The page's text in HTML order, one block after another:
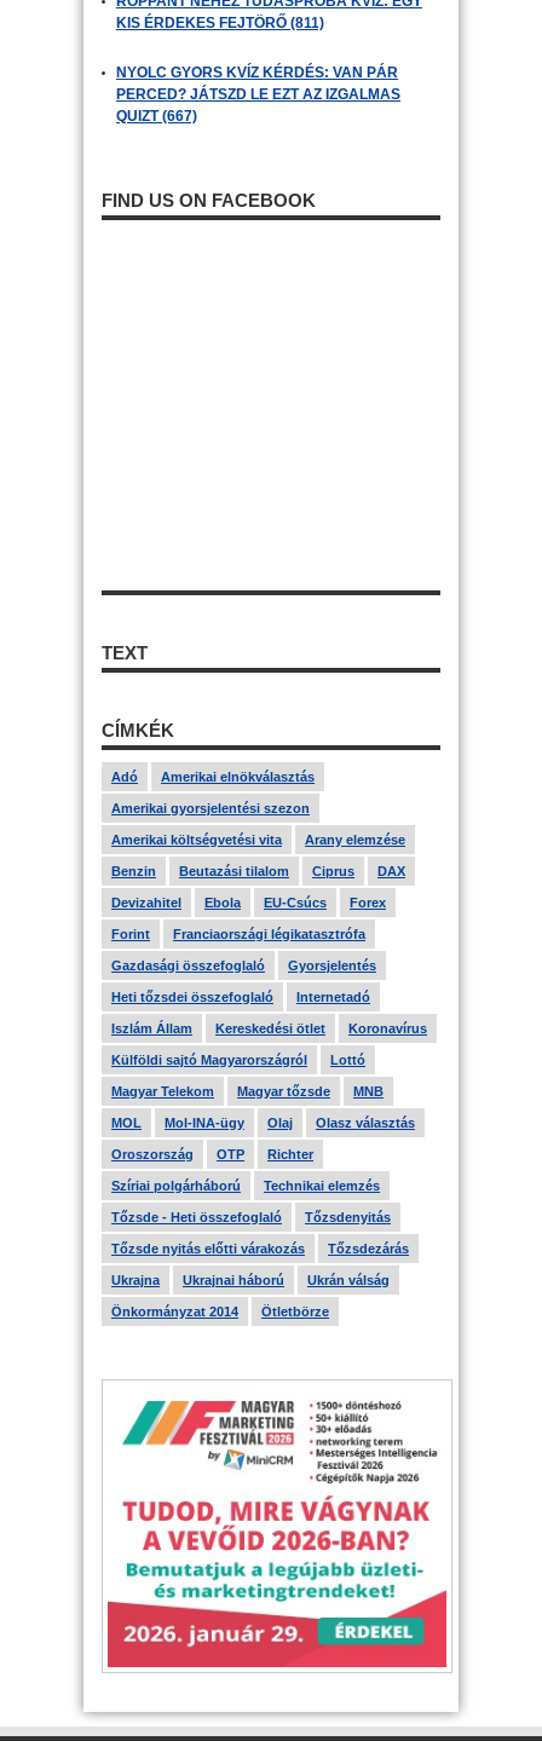
KIS ÉRDEKES FEJTÖRŐ (811)
NYOLC GYORS KVÍZ KÉRDÉS: VAN PÁR
PERCED? JÁTSZD LE EZT AZ IZGALMAS
QUIZT (667)
FIND US ON FACEBOOK
TEXT
CÍMKÉK
Adó Amerikai elnökválasztás
Amerikai gyorsjelentési szezon
Amerikai költségvetési vita Arany elemzése
Benzin Beutazási tilalom Ciprus DAX
Devizahitel Ebola EU-Csúcs Forex
Forint Franciaországi légikatasztrófa
Gazdasági összefoglaló Gyorsjelentés
Heti tőzsdei összefoglaló Internetadó
Iszlám Állam Kereskedési ötlet Koronavírus
Külföldi sajtó Magyarországról Lottó
Magyar Telekom Magyar tőzsde MNB
MOL Mol-INA-ügy Olaj Olasz választás
Oroszország OTP Richter
Szíriai polgárháború Technikai elemzés
Tőzsde - Heti összefoglaló Tőzsdenyitás
Tőzsde nyitás előtti várakozás Tőzsdezárás
Ukrajna Ukrajnai háború Ukrán válság
Önkormányzat 2014 Ötletbörze